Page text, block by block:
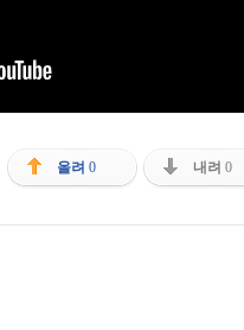
올려 0 내려 0